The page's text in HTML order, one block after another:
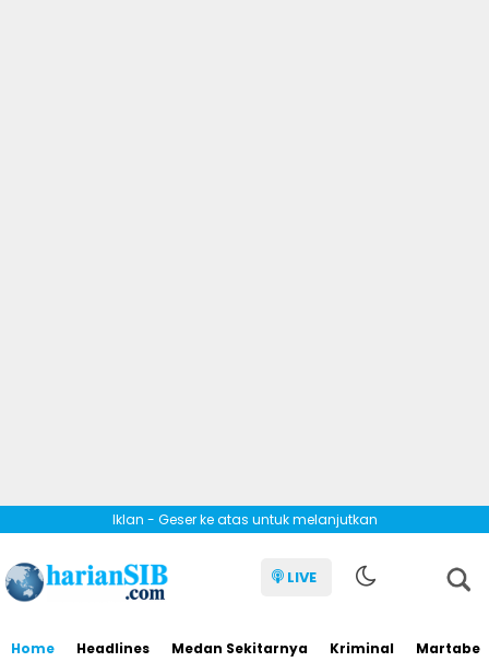
Iklan - Geser ke atas untuk melanjutkan
LIVE
Home Headlines Medan Sekitarnya Kriminal Martabe